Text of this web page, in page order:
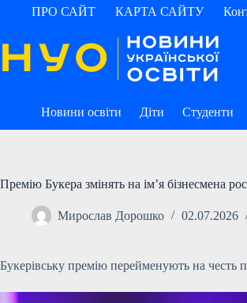
ПерейтиПРО САЙТ КАРТА САЙТУ
Новини освіти Діти Студенти
Премію Букера змінять на ім’я бізнесмена
Мирослав Дорошко 02.07.2026
Букерівську премію перейменують на честь